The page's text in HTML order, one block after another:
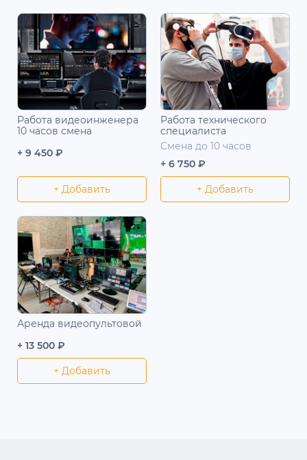
Работа видеоинженера
10 часов смена
+ 9 450 ₽
+ Добавить
Работа технического
специалиста
Смена до 10 часов
+ 6 750 ₽
+ Добавить
Аренда видеопультовой
+ 13 500 ₽
+ Добавить